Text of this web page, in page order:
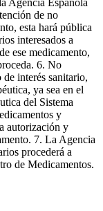
Agencia Española
de no
esta hará pública
interesados a
ese medicamento,
6. No
interés sanitario,
ya sea en el
del Sistema
y
autorización y
7. La Agencia
procederá a
de Medicamentos.